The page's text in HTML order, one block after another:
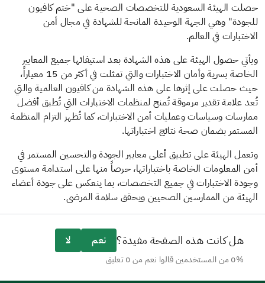
الهيئة السعودية للتخصصات الصحية على "ختم كافيون
وهي الجهة الوحيدة المانحة للشهادة في مجال أمن
في العالم.
حصول الهيئة على هذه الشهادة بعد استيفائها جميع المعايير
الخاصة بسرية وأمان الاختبارات والتي تمثلت في أكثر من 15 معياراً،
حصلت على إثرها على هذه الشهادة منكافيون العالمية والتي
علامة تقدير مرموقة تُمنح لمنظمات الاختبارات التي تُطبق أفضل
وسياسات وعمليات أمن الاختبارات، كما تُظهر التزام المنظمة
بضمان صحة نتائج اختباراتها.
الهيئة على تطبيق أعلى معايير الجودة والتحسين المستمر في
المعلومات الخاصة باختباراتها، حرصاً منها على استدامة مستوى
الاختبارات في جميع التخصصات، بما ينعكس على جودة أعضاء
من الممارسين الصحيين ويحقق سلامة المرضى.
هل كانت هذه الصفحة مفيدة؟ نعم